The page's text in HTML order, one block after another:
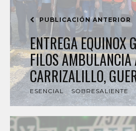
PUBLICACIÓN ANTERIOR
ENTREGA EQUINOX
FILOS AMBULANCIA
CARRIZALILLO,
ESENCIAL SOBRESALIENTE